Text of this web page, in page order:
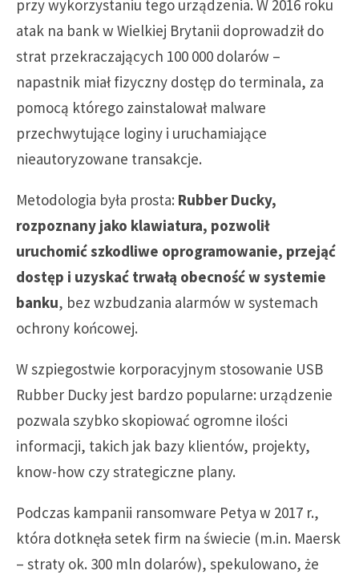
przy wykorzystaniu tego urządzenia. W 2016 roku
atak na bank w Wielkiej Brytanii doprowadził do
strat przekraczających 100 000 dolarów –
napastnik miał fizyczny dostęp do terminala, za
pomocą którego zainstalował malware
przechwytujące loginy i uruchamiające
nieautoryzowane transakcje.
Metodologia była prosta: Rubber Ducky,
rozpoznany jako klawiatura, pozwolił
uruchomić szkodliwe oprogramowanie, przejąć
dostęp i uzyskać trwałą obecność w systemie
banku, bez wzbudzania alarmów w systemach
ochrony końcowej.
W szpiegostwie korporacyjnym stosowanie USB
Rubber Ducky jest bardzo popularne: urządzenie
pozwala szybko skopiować ogromne ilości
informacji, takich jak bazy klientów, projekty,
know-how czy strategiczne plany.
Podczas kampanii ransomware Petya w 2017 r.,
która dotknęła setek firm na świecie (m.in. Maersk
– straty ok. 300 mln dolarów), spekulowano, że